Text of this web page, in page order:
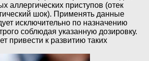
аллергических приступов (отек
шок). Применять данные
исключительно по назначению
соблюдая указанную дозировку.
привести к развитию таких